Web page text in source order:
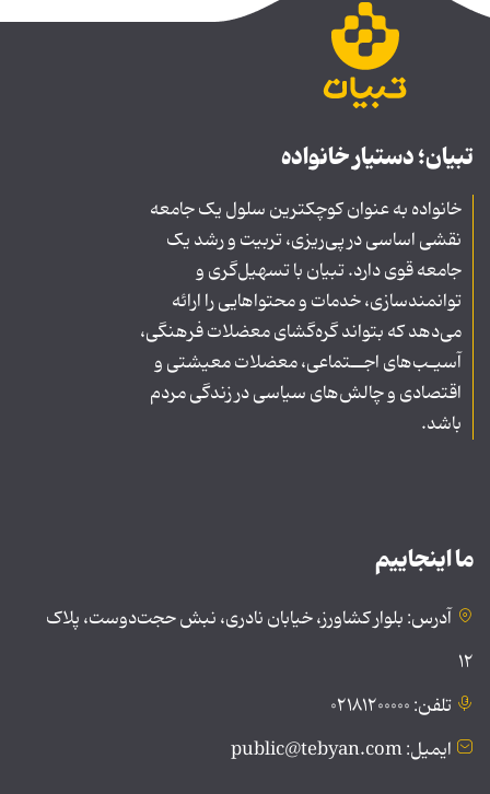
تبیان؛ دستیار خانواده
خانواده به عنوان کوچکترین سلول یک جامعه
نقشی اساسی در پی‌ریزی، تربیت و رشد یک
جامعه قوی دارد. تبیان با تسهیل‌گری و
توانمندسازی، خدمات و محتواهایی را ارائه
می‌دهد که بتواند گره‌گشای معضلات فرهنگی،
آسیـب‌های اجــتماعی، معضلات معیشتی و
اقتصادی و چالش‌های سیاسی در زندگی مردم
باشد.
ما اینجاییم
آدرس: بلوار کشاورز، خیابان نادری، نبش حجت‌دوست، پلاک
۱۲
تلفن: ۰۲۱۸۱۲۰۰۰۰۰
ایمیل: public@tebyan.com